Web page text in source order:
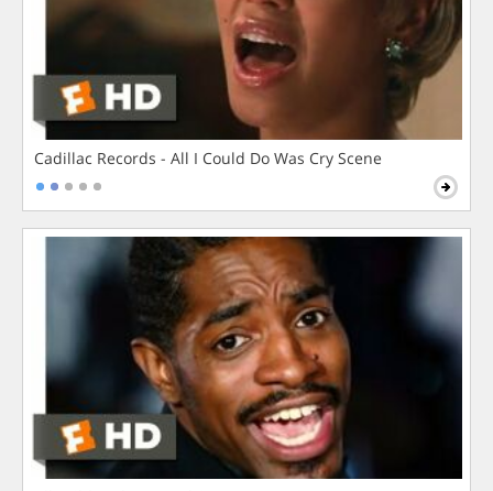
Cadillac Records - All I Could Do Was Cry Scene